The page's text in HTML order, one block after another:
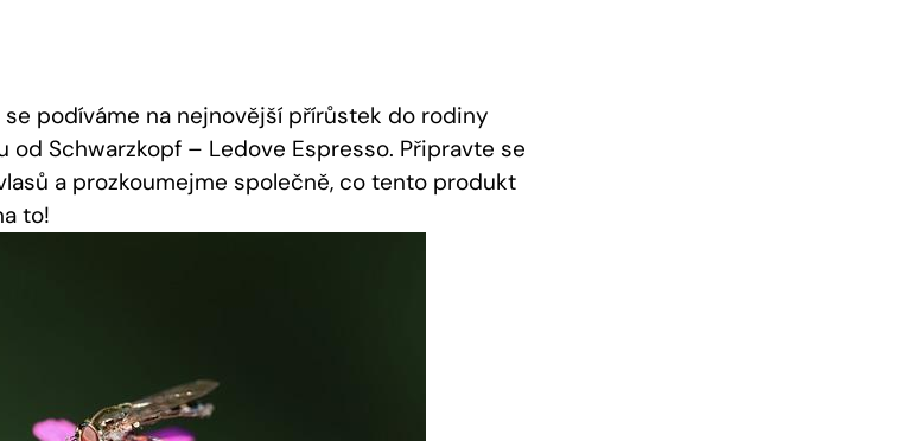
podíváme na nejnovější​ přírůstek​ do rodiny
Schwarzkopf⁣ – Ledove ​Espresso. Připravte ⁣se
⁢a ‍prozkoumejme společně, co tento produkt
to!